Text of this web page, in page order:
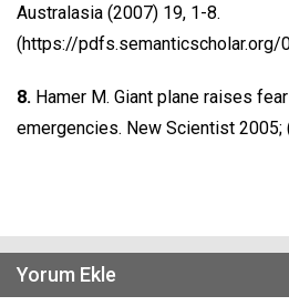
Australasia (2007) 19, 1-8.
(https://
8. Hamer M. Giant plane raises
emergencies. New Scientist 2005;
Yorum Ekle